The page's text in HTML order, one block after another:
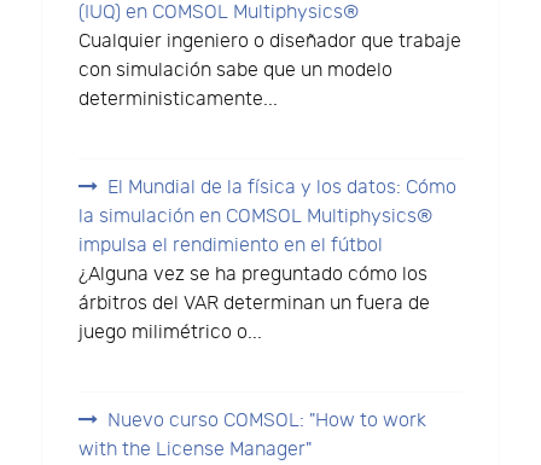
(IUQ) en COMSOL Multiphysics®
Cualquier ingeniero o diseñador que trabaje
con simulación sabe que un modelo
deterministicamente...
El Mundial de la física y los datos: Cómo
la simulación en COMSOL Multiphysics®
impulsa el rendimiento en el fútbol
¿Alguna vez se ha preguntado cómo los
árbitros del VAR determinan un fuera de
juego milimétrico o...
Nuevo curso COMSOL: "How to work
with the License Manager"